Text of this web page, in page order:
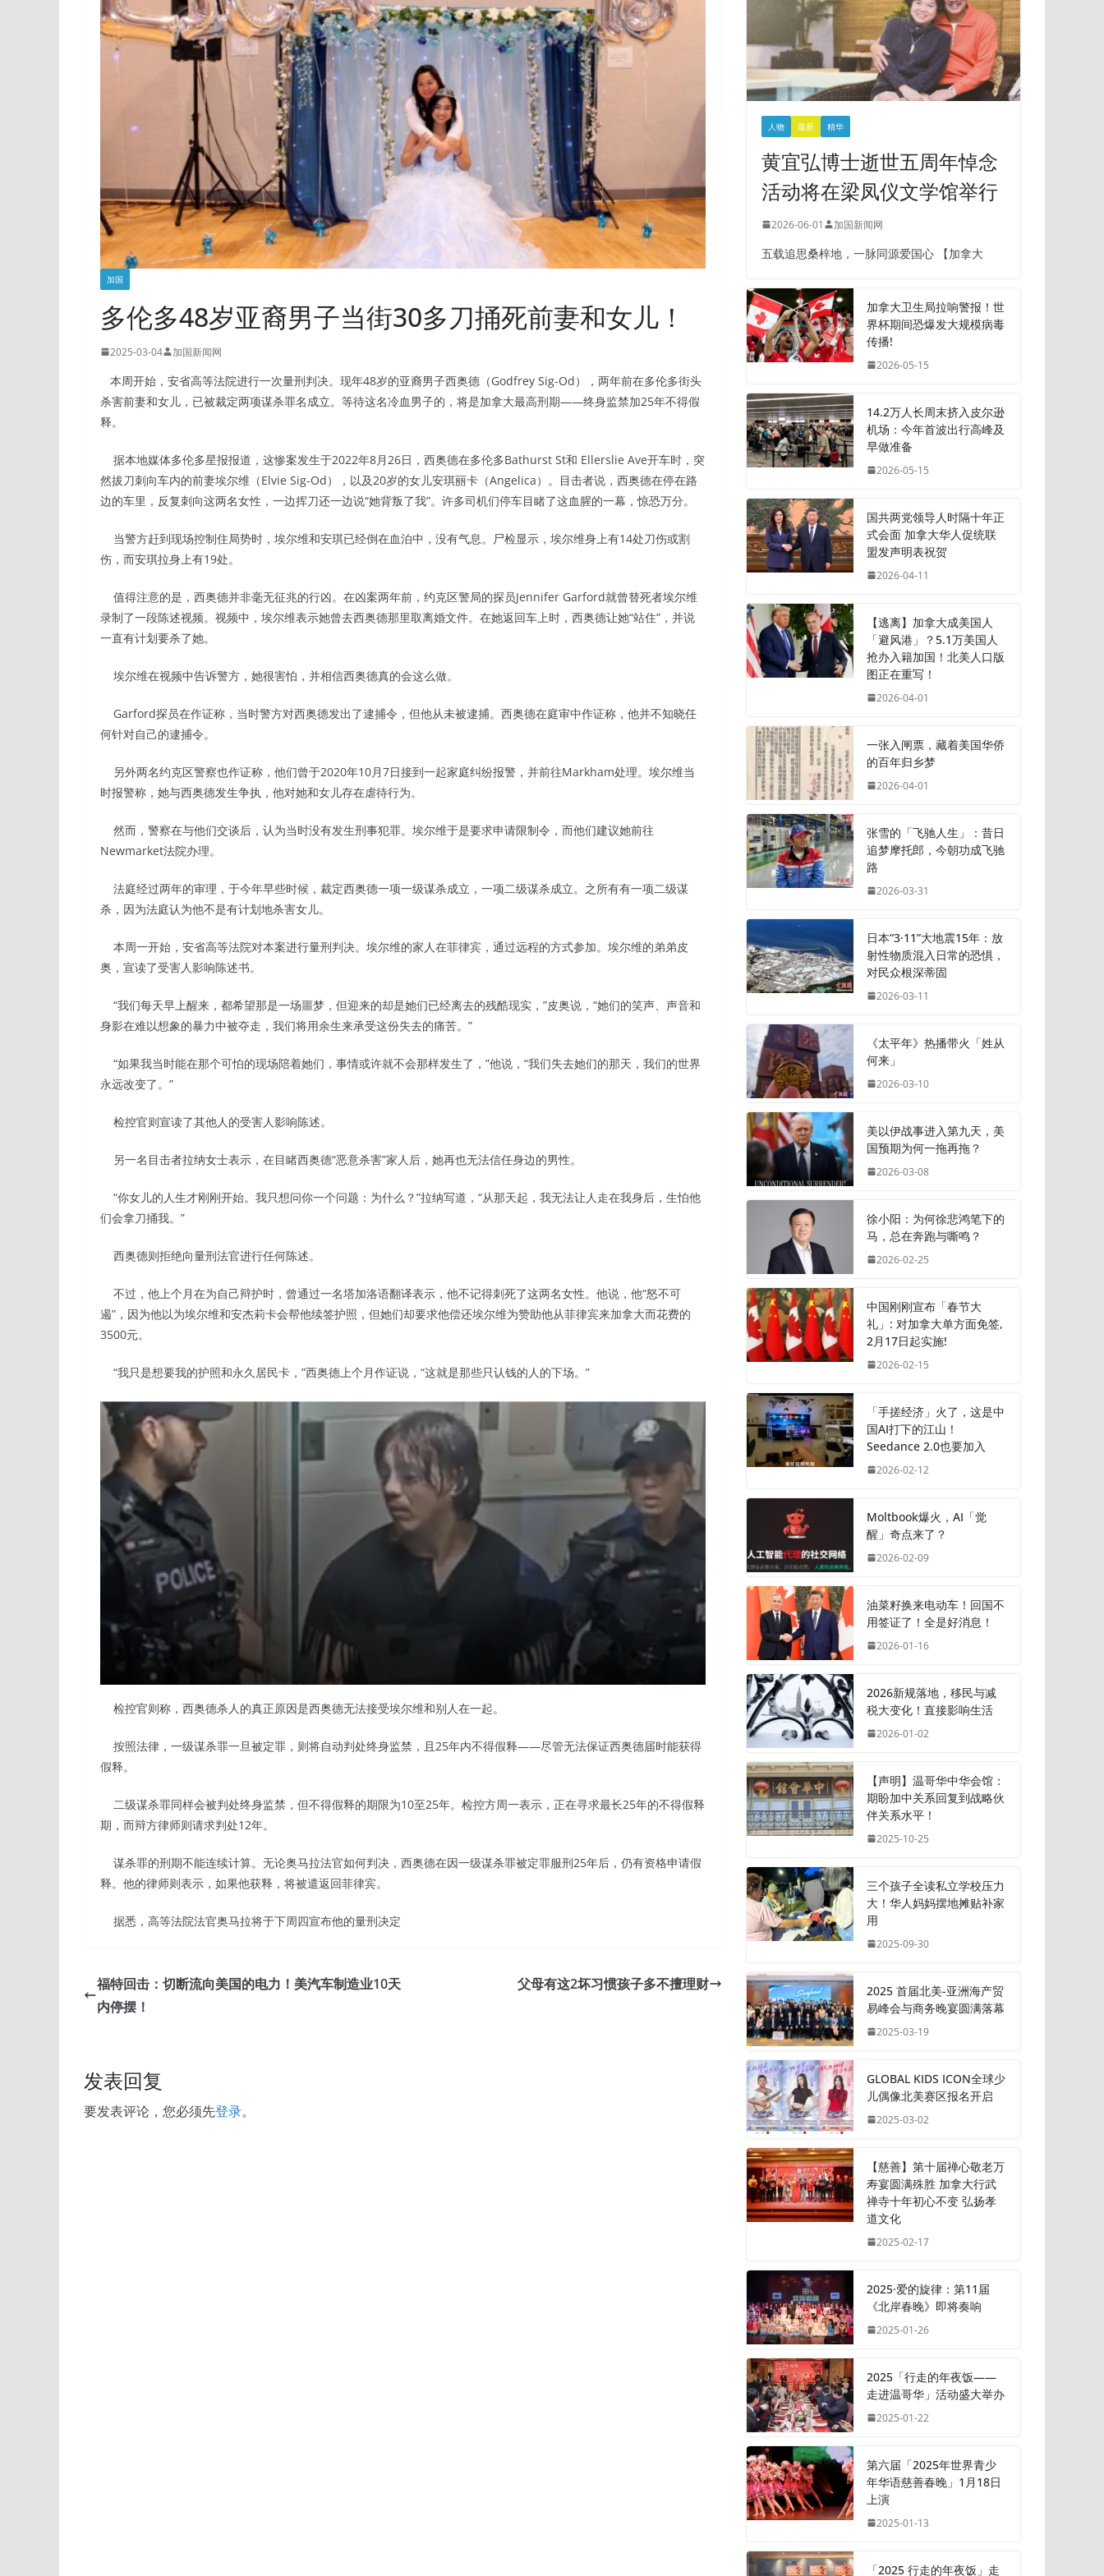
加国
多伦多48岁亚裔男子当街30多刀捅死前妻和女儿！
2025-03-04 加国新闻网
本周开始，安省高等法院进行一次量刑判决。现年48岁的亚裔男子西奥德（Godfrey Sig-Od），两年前在多伦多街头
杀害前妻和女儿，已被裁定两项谋杀罪名成立。等待这名冷血男子的，将是加拿大最高刑期——终身监禁加25年不得假
释。
据本地媒体多伦多星报报道，这惨案发生于2022年8月26日，西奥德在多伦多Bathurst St和 Ellerslie Ave开车时，突
然拔刀刺向车内的前妻埃尔维（Elvie Sig-Od），以及20岁的女儿安琪丽卡（Angelica）。目击者说，西奥德在停在路
边的车里，反复刺向这两名女性，一边挥刀还一边说“她背叛了我”。许多司机们停车目睹了这血腥的一幕，惊恐万分。
当警方赶到现场控制住局势时，埃尔维和安琪已经倒在血泊中，没有气息。尸检显示，埃尔维身上有14处刀伤或割
伤，而安琪拉身上有19处。
值得注意的是，西奥德并非毫无征兆的行凶。在凶案两年前，约克区警局的探员Jennifer Garford就曾替死者埃尔维
录制了一段陈述视频。视频中，埃尔维表示她曾去西奥德那里取离婚文件。在她返回车上时，西奥德让她“站住”，并说
一直有计划要杀了她。
埃尔维在视频中告诉警方，她很害怕，并相信西奥德真的会这么做。
Garford探员在作证称，当时警方对西奥德发出了逮捕令，但他从未被逮捕。西奥德在庭审中作证称，他并不知晓任
何针对自己的逮捕令。
另外两名约克区警察也作证称，他们曾于2020年10月7日接到一起家庭纠纷报警，并前往Markham处理。埃尔维当
时报警称，她与西奥德发生争执，他对她和女儿存在虐待行为。
然而，警察在与他们交谈后，认为当时没有发生刑事犯罪。埃尔维于是要求申请限制令，而他们建议她前往
Newmarket法院办理。
法庭经过两年的审理，于今年早些时候，裁定西奥德一项一级谋杀成立，一项二级谋杀成立。之所有有一项二级谋
杀，因为法庭认为他不是有计划地杀害女儿。
本周一开始，安省高等法院对本案进行量刑判决。埃尔维的家人在菲律宾，通过远程的方式参加。埃尔维的弟弟皮
奥，宣读了受害人影响陈述书。
“我们每天早上醒来，都希望那是一场噩梦，但迎来的却是她们已经离去的残酷现实，”皮奥说，“她们的笑声、声音和
身影在难以想象的暴力中被夺走，我们将用余生来承受这份失去的痛苦。”
“如果我当时能在那个可怕的现场陪着她们，事情或许就不会那样发生了，”他说，“我们失去她们的那天，我们的世界
永远改变了。”
检控官则宣读了其他人的受害人影响陈述。
另一名目击者拉纳女士表示，在目睹西奥德“恶意杀害”家人后，她再也无法信任身边的男性。
“你女儿的人生才刚刚开始。我只想问你一个问题：为什么？”拉纳写道，“从那天起，我无法让人走在我身后，生怕他
们会拿刀捅我。”
西奥德则拒绝向量刑法官进行任何陈述。
不过，他上个月在为自己辩护时，曾通过一名塔加洛语翻译表示，他不记得刺死了这两名女性。他说，他“怒不可
遏”，因为他以为埃尔维和安杰莉卡会帮他续签护照，但她们却要求他偿还埃尔维为赞助他从菲律宾来加拿大而花费的
3500元。
“我只是想要我的护照和永久居民卡，”西奥德上个月作证说，“这就是那些只认钱的人的下场。”
检控官则称，西奥德杀人的真正原因是西奥德无法接受埃尔维和别人在一起。
按照法律，一级谋杀罪一旦被定罪，则将自动判处终身监禁，且25年内不得假释——尽管无法保证西奥德届时能获得
假释。
二级谋杀罪同样会被判处终身监禁，但不得假释的期限为10至25年。检控方周一表示，正在寻求最长25年的不得假释
期，而辩方律师则请求判处12年。
谋杀罪的刑期不能连续计算。无论奥马拉法官如何判决，西奥德在因一级谋杀罪被定罪服刑25年后，仍有资格申请假
释。他的律师则表示，如果他获释，将被遣返回菲律宾。
据悉，高等法院法官奥马拉将于下周四宣布他的量刑决定
福特回击：切断流向美国的电力！美汽车制造业10天
内停摆！
父母有这2坏习惯孩子多不擅理财
发表回复
要发表评论，您必须先登录。
人物 最新 精华
黄宜弘博士逝世五周年悼念
活动将在梁凤仪文学馆举行
2026-06-01 加国新闻网
五载追思桑梓地，一脉同源爱国心 【加拿大
加拿大卫生局拉响警报！世
界杯期间恐爆发大规模病毒
传播!
2026-05-15
14.2万人长周末挤入皮尔逊
机场：今年首波出行高峰及
早做准备
2026-05-15
国共两党领导人时隔十年正
式会面 加拿大华人促统联
盟发声明表祝贺
2026-04-11
【逃离】加拿大成美国人
「避风港」？5.1万美国人
抢办入籍加国！北美人口版
图正在重写！
2026-04-01
一张入闸票，藏着美国华侨
的百年归乡梦
2026-04-01
张雪的「飞驰人生」：昔日
追梦摩托郎，今朝功成飞驰
路
2026-03-31
日本“3·11”大地震15年：放
射性物质混入日常的恐惧，
对民众根深蒂固
2026-03-11
《太平年》热播带火「姓从
何来」
2026-03-10
美以伊战事进入第九天，美
国预期为何一拖再拖？
2026-03-08
徐小阳：为何徐悲鸿笔下的
马，总在奔跑与嘶鸣？
2026-02-25
中国刚刚宣布「春节大
礼」: 对加拿大单方面免签,
2月17日起实施!
2026-02-15
「手搓经济」火了，这是中
国AI打下的江山！
Seedance 2.0也要加入
2026-02-12
Moltbook爆火，AI「觉
醒」奇点来了？
2026-02-09
油菜籽换来电动车！回国不
用签证了！全是好消息！
2026-01-16
2026新规落地，移民与减
税大变化！直接影响生活
2026-01-02
【声明】温哥华中华会馆：
期盼加中关系回复到战略伙
伴关系水平！
2025-10-25
三个孩子全读私立学校压力
大！华人妈妈摆地摊贴补家
用
2025-09-30
2025 首届北美-亚洲海产贸
易峰会与商务晚宴圆满落幕
2025-03-19
GLOBAL KIDS ICON全球少
儿偶像北美赛区报名开启
2025-03-02
【慈善】第十届禅心敬老万
寿宴圆满殊胜 加拿大行武
禅寺十年初心不变 弘扬孝
道文化
2025-02-17
2025·爱的旋律：第11届
《北岸春晚》即将奏响
2025-01-26
2025「行走的年夜饭——
走进温哥华」活动盛大举办
2025-01-22
第六届「2025年世界青少
年华语慈善春晚」1月18日
上演
2025-01-13
「2025 行走的年夜饭」走